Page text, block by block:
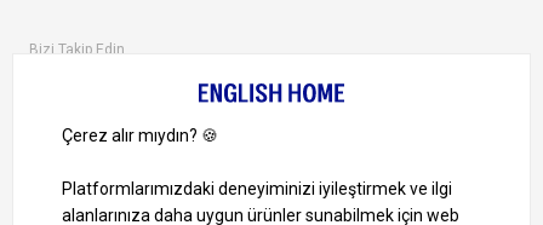
Bizi Takip Edin
1000 TL ve Üzeri Alışverişlerinizde Kargo Bedava!